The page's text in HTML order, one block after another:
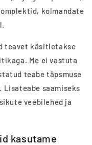
kolmandate
teavet käsitletakse
Me ei vastuta
teabe täpsmuse
Lisateabe saamiseks
veebilehed ja
kasutame